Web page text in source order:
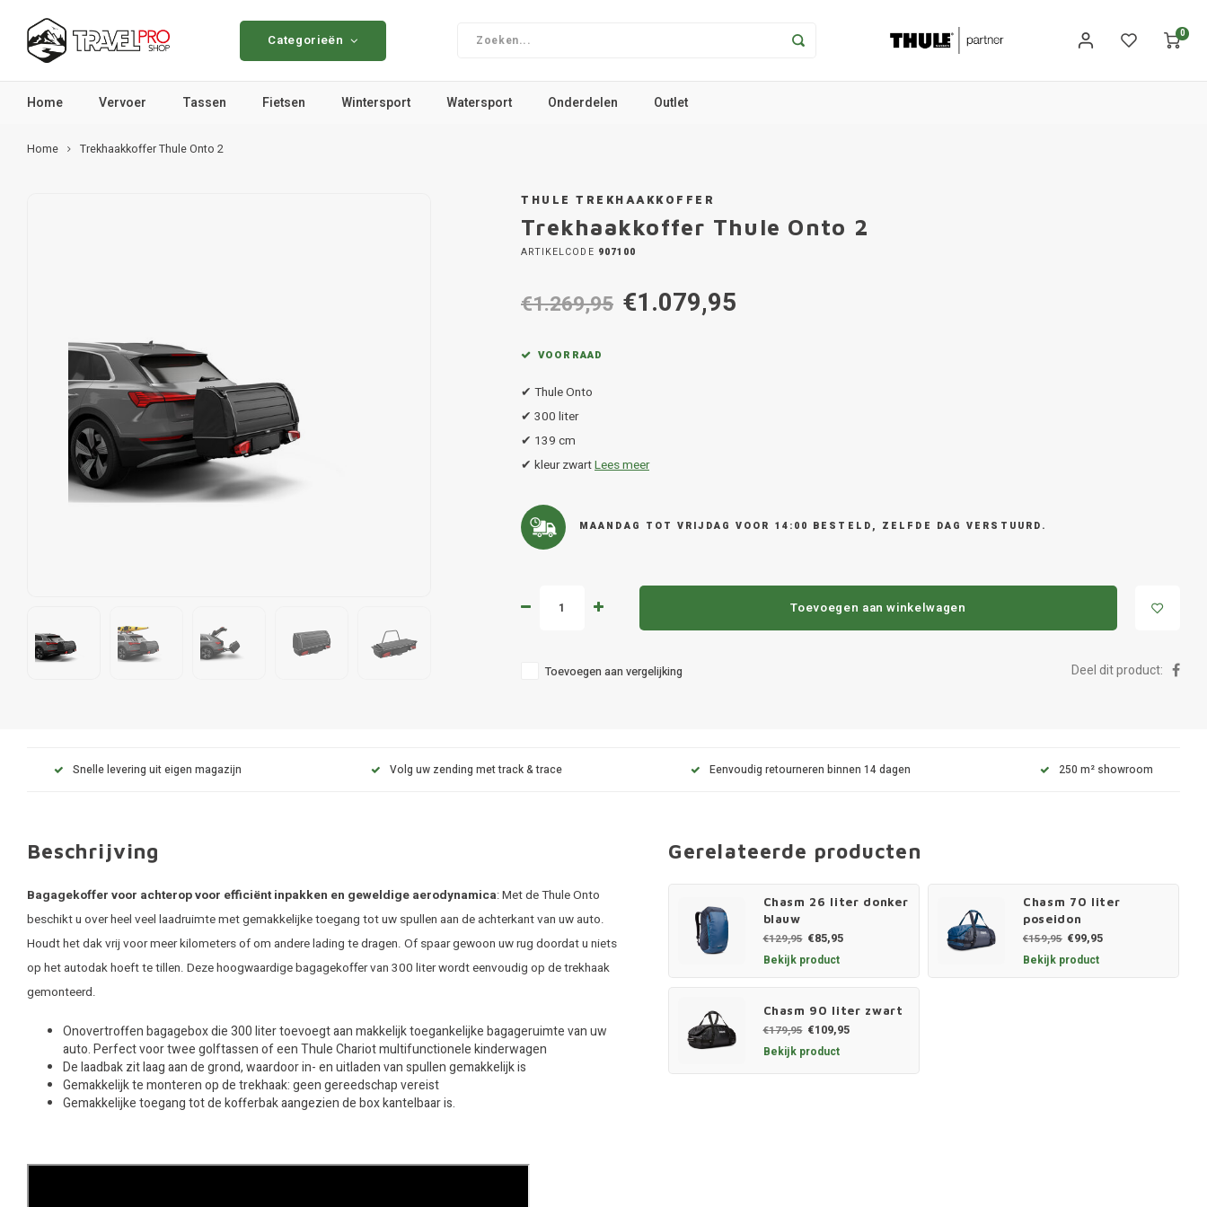
Categorieën 0
Home Vervoer Tassen Fietsen Wintersport Watersport Onderdelen Outlet
Home Trekhaakkoffer Thule Onto 2
THULE TREKHAAKKOFFER
Trekhaakkoffer Thule Onto 2
ARTIKELCODE 907100
€1.269,95 €1.079,95
VOORRAAD
✔ Thule Onto
✔ 300 liter
✔ 139 cm
✔ kleur zwartLees meer
MAANDAG TOT VRIJDAG VOOR 14:00 BESTELD, ZELFDE DAG VERSTUURD.
Toevoegen aan winkelwagen
Toevoegen aan vergelijking Deel dit product:
Snelle levering uit eigen magazijn Volg uw zending met track & trace Eenvoudig retourneren binnen 14 dagen 250 m² showroom
Beschrijving
Bagagekoffer voor achterop voor efficiënt inpakken en geweldige aerodynamica: Met de Thule Onto
beschikt u over heel veel laadruimte met gemakkelijke toegang tot uw spullen aan de achterkant van uw auto.
Houdt het dak vrij voor meer kilometers of om andere lading te dragen. Of spaar gewoon uw rug doordat u niets
op het autodak hoeft te tillen. Deze hoogwaardige bagagekoffer van 300 liter wordt eenvoudig op de trekhaak
gemonteerd.
Onovertroffen bagagebox die 300 liter toevoegt aan makkelijk toegankelijke bagageruimte van uw
auto. Perfect voor twee golftassen of een Thule Chariot multifunctionele kinderwagen
De laadbak zit laag aan de grond, waardoor in- en uitladen van spullen gemakkelijk is
Gemakkelijk te monteren op de trekhaak: geen gereedschap vereist
Gemakkelijke toegang tot de kofferbak aangezien de box kantelbaar is.
Gerelateerde producten
Chasm 26 liter donker
blauw
€129,95 €85,95
Bekijk product
Chasm 70 liter
poseidon
€159,95 €99,95
Bekijk product
Chasm 90 liter zwart
€179,95 €109,95
Bekijk product